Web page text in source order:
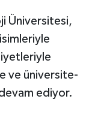
Üniversitesi,
ve üniversite-
ediyor.